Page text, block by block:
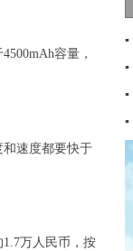
容量，
速度都要快于
万人民币，按
▪
▪
▪
▪